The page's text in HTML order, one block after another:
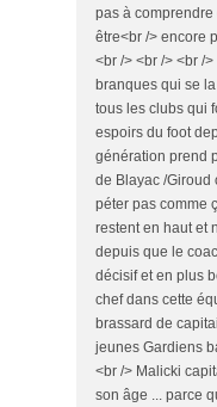
pas à
être<br /> encore
<br /> <br /> <br /
branques qui se
tous les clubs qui
espoirs du foot
génération prend
de Blayac /
péter pas comme
restent en haut et
depuis que le
décisif et en plus
chef dans cette
brassard de
jeunes Gardiens
<br /> Malicki
son âge ... parce